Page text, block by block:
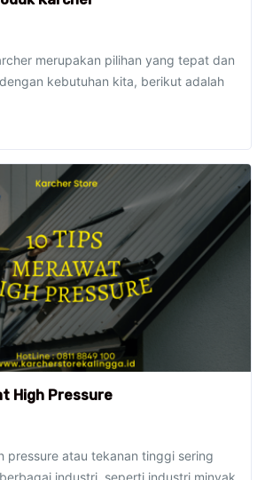
merupakan pilihan yang tepat dan
kebutuhan kita, berikut adalah
High Pressure
pressure atau tekanan tinggi sering
industri, seperti industri minyak